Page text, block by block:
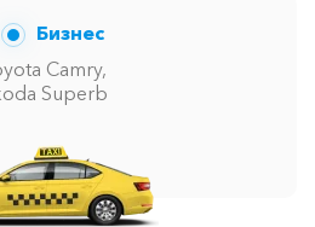
Бизнес
Camry,
Superb